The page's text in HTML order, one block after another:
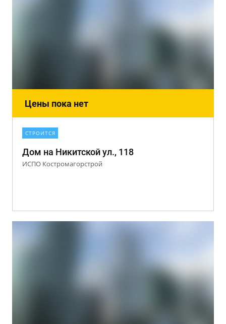
Цены пока нет
СТРОИТСЯ
Дом на Никитской ул., 118
ИСПО Костромагорстрой